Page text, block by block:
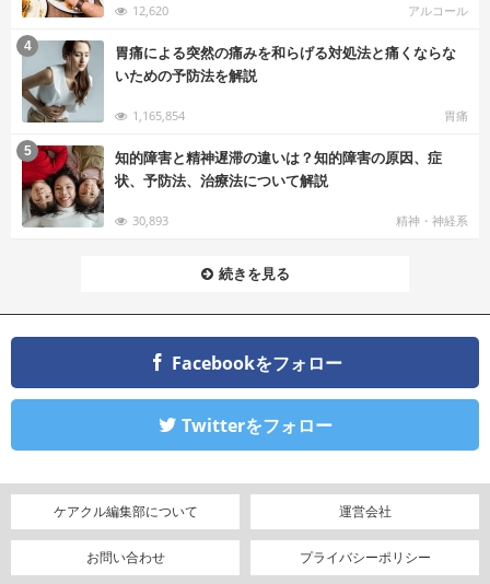
12,620 アルコール
胃痛による突然の痛みを和らげる対処法と痛くならな
いための予防法を解説
1,165,854 胃痛
4
知的障害と精神遅滞の違いは？知的障害の原因、症
状、予防法、治療法について解説
30,893 精神・神経系
5
続きを見る
Facebookをフォロー
Twitterをフォロー
ケアクル編集部について 運営会社
お問い合わせ プライバシーポリシー